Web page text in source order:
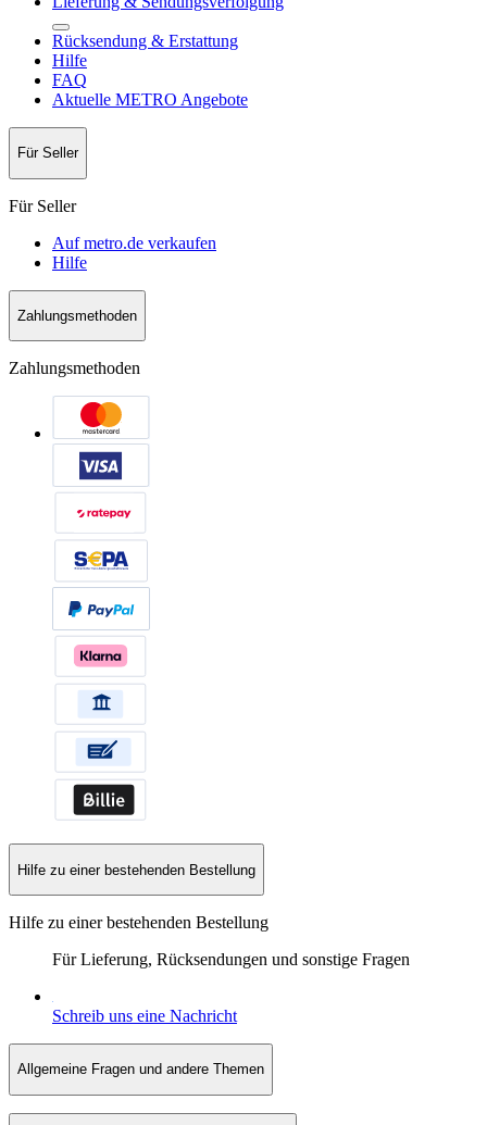
Rücksendung & Erstattung
Hilfe
FAQ
Aktuelle METRO Angebote
Für Seller
Für Seller
Auf metro.de verkaufen
Hilfe
Zahlungsmethoden
Zahlungsmethoden
Hilfe zu einer bestehenden Bestellung
Hilfe zu einer bestehenden Bestellung
Für Lieferung, Rücksendungen und sonstige Fragen
Schreib uns eine Nachricht
Allgemeine Fragen und andere Themen